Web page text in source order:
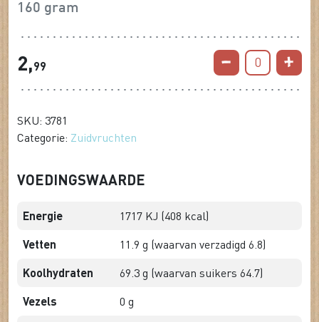
160 gram
2,99 0
SKU: 3781
Categorie: Zuidvruchten
VOEDINGSWAARDE
Energie 1717 KJ (408 kcal)
Vetten 11.9 g (waarvan verzadigd 6.8)
Koolhydraten 69.3 g (waarvan suikers 64.7)
Vezels 0 g